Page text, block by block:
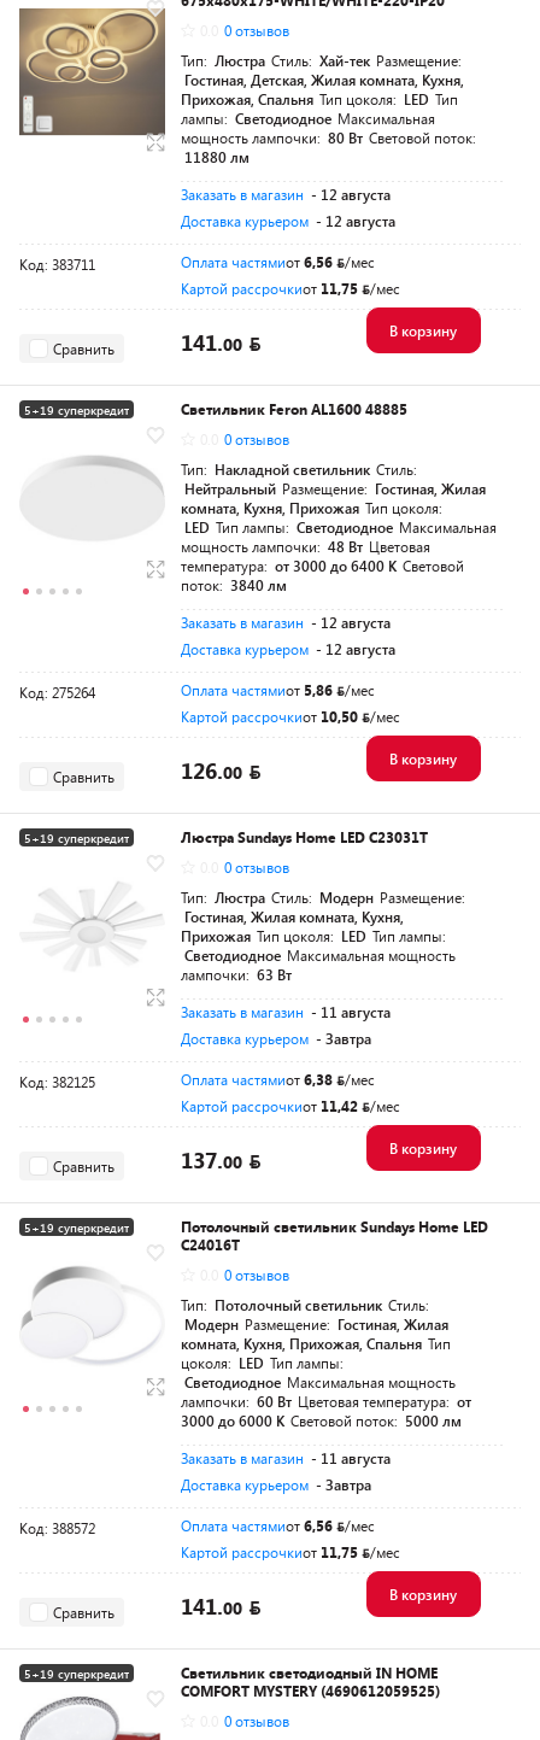
0 отзывов
Тип: Люстра Стиль: Хай-тек Размещение:
Гостиная, Детская, Жилая комната, Кухня,
Прихожая, Спальня Тип цоколя: LED Тип
лампы: Светодиодное Максимальная
мощность лампочки: 80 Вт Световой поток:
11880 лм
Заказать в магазин - 12 августа
Доставка курьером - 12 августа
Код: 383711 Оплата частямиот6,56
/мес
Картой рассрочкиот 11,75 /мес
Сравнить 141.00
В корзину
5+19 суперкредит
Светильник Feron AL1600 48885
0 отзывов
Тип: Накладной светильник Стиль:
Нейтральный Размещение: Гостиная, Жилая
комната, Кухня, Прихожая Тип цоколя:
LED Тип лампы: Светодиодное Максимальная
мощность лампочки: 48 Вт Цветовая
температура: от 3000 до 6400 K Световой
поток: 3840 лм
Заказать в магазин - 12 августа
Доставка курьером - 12 августа
Код: 275264 Оплата частямиот 5,86
/мес
Картой рассрочкиот 10,50 /мес
Сравнить 126.00
В корзину
5+19 суперкредит
Люстра Sundays Home LED C23031T
0 отзывов
Тип: Люстра Стиль: Модерн Размещение:
Гостиная, Жилая комната, Кухня,
Прихожая Тип цоколя: LED Тип лампы:
Светодиодное Максимальная мощность
лампочки: 63 Вт
Заказать в магазин - 11 августа
Доставка курьером - Завтра
Код: 382125 Оплата частямиот6,38
/мес
Картой рассрочкиот 11,42 /мес
Сравнить 137.00
В корзину
5+19 суперкредит
Потолочный светильник Sundays Home LED
C24016T
0 отзывов
Тип: Потолочный светильник Стиль:
Модерн Размещение: Гостиная, Жилая
комната, Кухня, Прихожая, Спальня Тип
цоколя: LED Тип лампы:
Светодиодное Максимальная мощность
лампочки: 60 Вт Цветовая температура: от
3000 до 6000 K Световой поток: 5000 лм
Заказать в магазин - 11 августа
Доставка курьером - Завтра
Код: 388572 Оплата частямиот6,56
/мес
Картой рассрочкиот 11,75 /мес
Сравнить 141.00
В корзину
5+19 суперкредит
Разумная цена
Светильник светодиодный IN HOME
COMFORT MYSTERY (4690612059525)
0 отзывов